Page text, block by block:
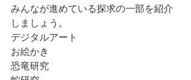
みんなが進めている探求の一部を紹介
しましょう。
デジタルアート
お絵かき
恐竜研究